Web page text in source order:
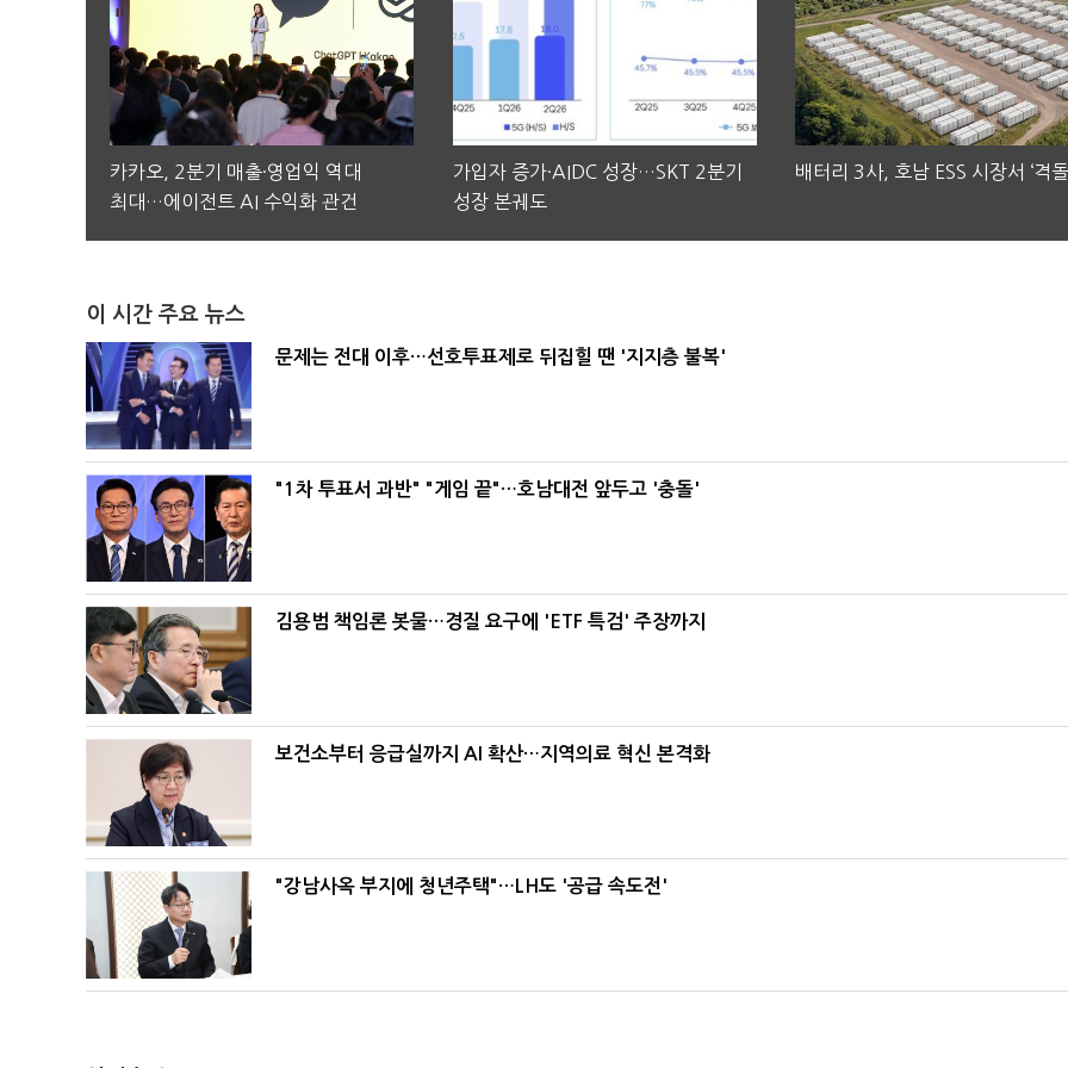
카카오, 2분기 매출·영업익 역대
최대…에이전트 AI 수익화 관건
가입자 증가·AIDC 성장…SKT 2분기
성장 본궤도
배터리 3사, 호남 ESS 시장서 ‘격돌
이 시간 주요 뉴스
문제는 전대 이후…선호투표제로 뒤집힐 땐 '지지층 불복'
"1차 투표서 과반" "게임 끝"…호남대전 앞두고 '충돌'
김용범 책임론 봇물…경질 요구에 'ETF 특검' 주장까지
보건소부터 응급실까지 AI 확산…지역의료 혁신 본격화
"강남사옥 부지에 청년주택"…LH도 '공급 속도전'